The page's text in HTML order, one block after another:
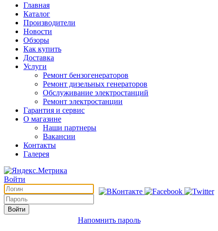
Главная
Каталог
Производители
Новости
Обзоры
Как купить
Доставка
Услуги
Ремонт бензогенераторов
Ремонт дизельных генераторов
Обслуживание электростанций
Ремонт электростанции
Гарантия и сервис
О магазине
Наши партнеры
Вакансии
Контакты
Галерея
Войти
Войти
Напомнить пароль